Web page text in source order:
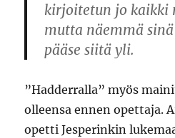
kirjoitetun jo kaikki
mutta näemmä
pääse siitä yli.
”Hadderralla” myös
olleensa ennen opettaja.
opetti Jesperinkin